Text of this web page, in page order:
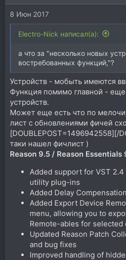
и
:8 Июн 2017
Electro-Nick написал(а):
а что за "несколько новых
востребованных функций,"?
Устройств - мобыть имеются
Функция помимо главной -
устройств.
Может еще есть что по
лист с обновлениями фичей
[DOUBLEPOST=1496942558][/
таки нашел фичлист )
Reason 9.5 / Reason Essentials
Added support for VST
utility plug-ins
Added Delay
Added Export Device
menu, allowing you to
Remote-ables for selected
Updated Reason Patch
and bug fixes
Improved handling of